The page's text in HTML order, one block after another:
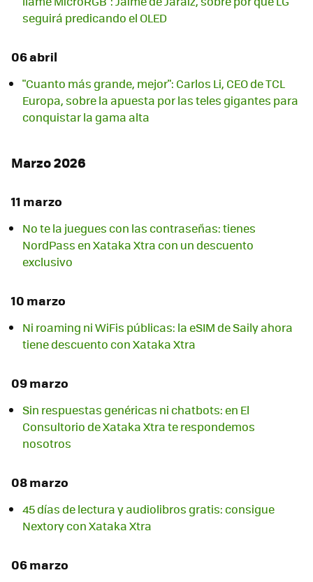
seguirá predicando el OLED
06 abril
"Cuanto más grande, mejor": Carlos Li, CEO de TCL
Europa, sobre la apuesta por las teles gigantes para
conquistar la gama alta
Marzo 2026
11 marzo
No te la juegues con las contraseñas: tienes
NordPass en Xataka Xtra con un descuento
exclusivo
10 marzo
Ni roaming ni WiFis públicas: la eSIM de Saily ahora
tiene descuento con Xataka Xtra
09 marzo
Sin respuestas genéricas ni chatbots: en El
Consultorio de Xataka Xtra te respondemos
nosotros
08 marzo
45 días de lectura y audiolibros gratis: consigue
Nextory con Xataka Xtra
06 marzo